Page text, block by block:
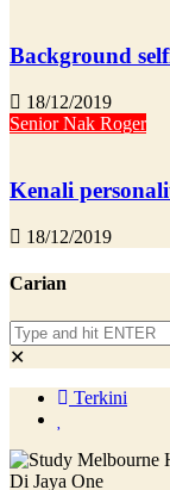
Background
18/12/2019
Senior Nak Roger
Kenali
18/12/2019
Carian
✕
Terkini